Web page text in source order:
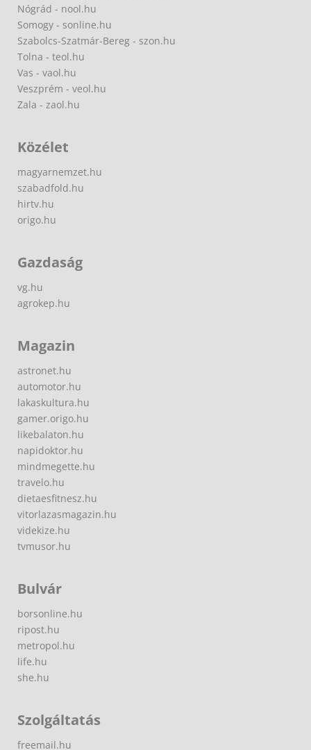
Nógrád - nool.hu
Somogy - sonline.hu
Szabolcs-Szatmár-Bereg - szon.hu
Tolna - teol.hu
Vas - vaol.hu
Veszprém - veol.hu
Zala - zaol.hu
Közélet
magyarnemzet.hu
szabadfold.hu
hirtv.hu
origo.hu
Gazdaság
vg.hu
agrokep.hu
Magazin
astronet.hu
automotor.hu
lakaskultura.hu
gamer.origo.hu
likebalaton.hu
napidoktor.hu
mindmegette.hu
travelo.hu
dietaesfitnesz.hu
vitorlazasmagazin.hu
videkize.hu
tvmusor.hu
Bulvár
borsonline.hu
ripost.hu
metropol.hu
life.hu
she.hu
Szolgáltatás
freemail.hu